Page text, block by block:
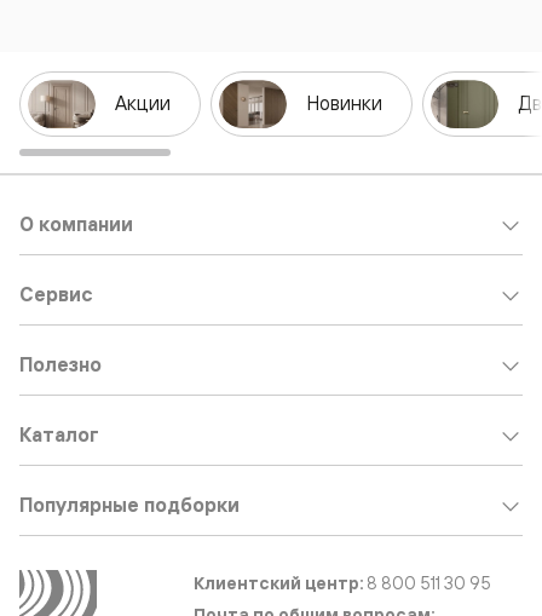
Акции Новинки
О компании
Сервис
Полезно
Каталог
Популярные подборки
Клиентский центр: 8 800 511 30 95